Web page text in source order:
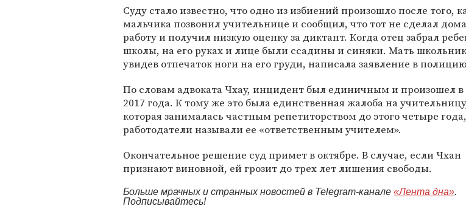
Суду стало известно, что одно из избиений произошло после того,
мальчика позвонил учительнице и сообщил, что тот не сделал
работу и получил низкую оценку за диктант. Когда отец забрал
школы, на его руках и лице были ссадины и синяки. Мать
увидев отпечаток ноги на его груди, написала заявление в
По словам адвоката Чхау, инцидент был единичным и произошел в
2017 года. К тому же это была единственная жалоба на
которая занималась частным репетиторством до этого четыре
работодатели называли ее «ответственным учителем».
Окончательное решение суд примет в октябре. В случае, если Чхан
признают виновной, ей грозит до трех лет лишения свободы.
Больше мрачных и странных новостей в Telegram-канале «Лента дна».
Подписывайтесь!